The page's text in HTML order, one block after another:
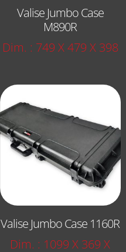
Valise Jumbo Case
M890R
Dim. : 749 X 479 X 398
Valise Jumbo Case 1160R
Dim. : 1099 X 369 X